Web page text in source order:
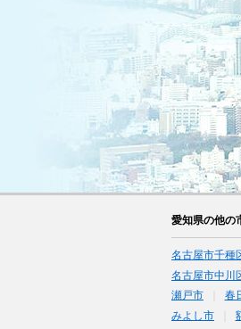
愛知県の他の
名古屋市千種
名古屋市中川
瀬戸市
春
みよし市